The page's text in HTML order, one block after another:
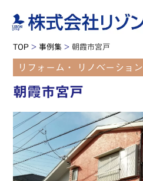
TOP > 事例集 > 朝霞市宮戸
リフォーム・ リノベーション
朝霞市宮戸